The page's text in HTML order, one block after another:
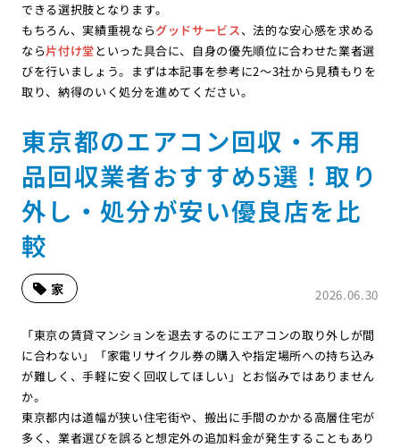
できる選択肢となります。
もちろん、実績重視ならグッドサービス、法的な安心感を求める
なら片付け堂といった具合に、自身の優先順位に合わせた業者選
びを行いましょう。まずは本記事を参考に2〜3社から見積もりを
取り、納得のいく処分を進めてください。
東京都のエアコン回収・不用
品回収業者おすすめ5選！取り
外し・処分が安い優良店を比
較
2026.06.30
家
「東京の賃貸マンションを退去するのにエアコンの取り外しが間
に合わない」「家電リサイクル券の購入や指定場所への持ち込み
が難しく、手軽に安く回収してほしい」とお悩みではありません
か。
東京都内は道幅が狭い住宅街や、搬出に手間のかかる高層住宅が
多く、業者選びを誤ると想定外の追加料金が発生することもあり